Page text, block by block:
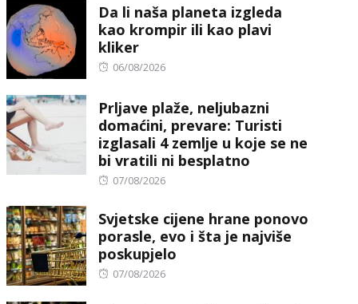
Da li naša planeta izgleda
kao krompir ili kao plavi
kliker
Posted
06/08/2026
Prljave plaže, neljubazni
domaćini, prevare: Turisti
izglasali 4 zemlje u koje se ne
bi vratili ni besplatno
Posted
07/08/2026
Svjetske cijene hrane ponovo
porasle, evo i šta je najviše
poskupjelo
Posted
07/08/2026